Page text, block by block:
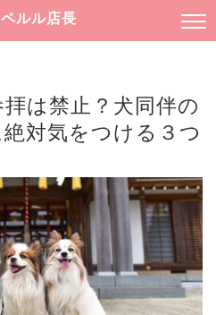
ルル店長
は禁止？犬同伴の
対気をつける３つ